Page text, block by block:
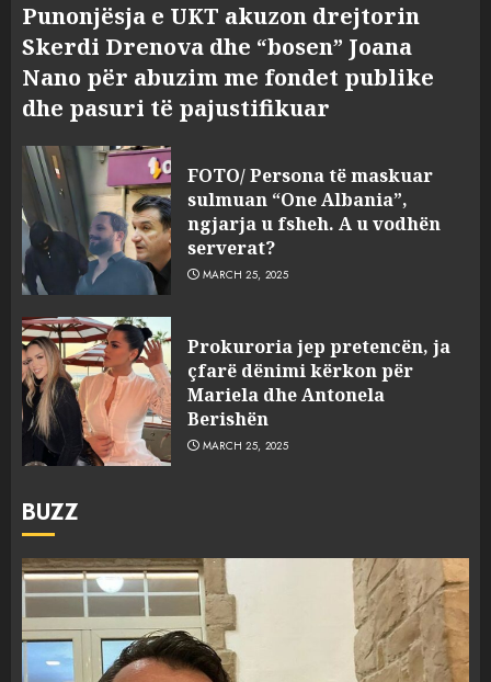
Punonjësja e UKT akuzon drejtorin
Skerdi Drenova dhe “bosen” Joana
Nano për abuzim me fondet publike
dhe pasuri të pajustifikuar
FOTO/ Persona të maskuar
sulmuan “One Albania”,
ngjarja u fsheh. A u vodhën
serverat?
MARCH 25, 2025
Prokuroria jep pretencën, ja
çfarë dënimi kërkon për
Mariela dhe Antonela
Berishën
MARCH 25, 2025
BUZZ